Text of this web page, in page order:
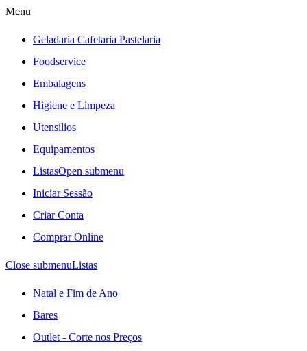
Menu
Geladaria Cafetaria Pastelaria
Foodservice
Embalagens
Higiene e Limpeza
Utensílios
Equipamentos
ListasOpen submenu
Iniciar Sessão
Criar Conta
Comprar Online
Close submenuListas
Natal e Fim de Ano
Bares
Outlet - Corte nos Preços